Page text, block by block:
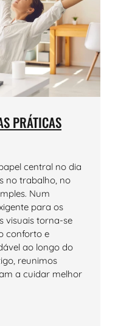
PRÁTICAS
central no dia
no trabalho, no
Num
para os
visuais torna-se
conforto e
ao longo do
reunimos
a cuidar melhor